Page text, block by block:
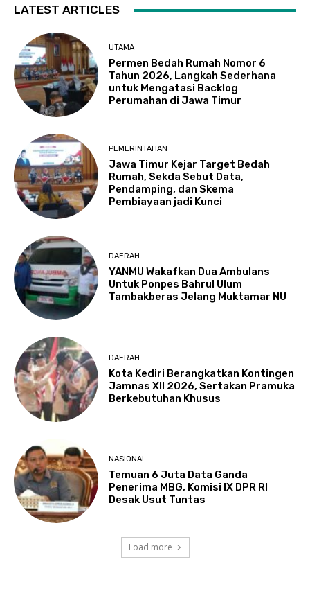
LATEST ARTICLES
UTAMA
Permen Bedah Rumah Nomor 6
Tahun 2026, Langkah Sederhana
untuk Mengatasi Backlog
Perumahan di Jawa Timur
PEMERINTAHAN
Jawa Timur Kejar Target Bedah
Rumah, Sekda Sebut Data,
Pendamping, dan Skema
Pembiayaan jadi Kunci
DAERAH
YANMU Wakafkan Dua Ambulans
Untuk Ponpes Bahrul Ulum
Tambakberas Jelang Muktamar NU
DAERAH
Kota Kediri Berangkatkan Kontingen
Jamnas XII 2026, Sertakan Pramuka
Berkebutuhan Khusus
NASIONAL
Temuan 6 Juta Data Ganda
Penerima MBG, Komisi IX DPR RI
Desak Usut Tuntas
Load more